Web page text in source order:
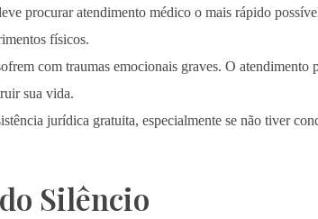
procurar atendimento médico o mais rápido
físicos.
com traumas emocionais graves. O atendimento
sua vida.
jurídica gratuita, especialmente se não tiver
Silêncio